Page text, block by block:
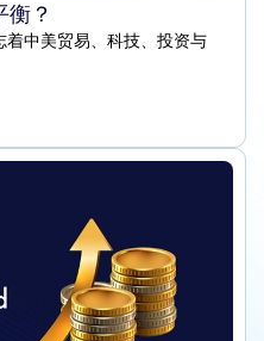
？
中美贸易、科技、投资与